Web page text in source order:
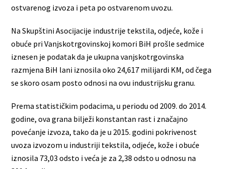
ostvarenog izvoza i peta po ostvarenom uvozu.
Na Skupštini Asocijacije industrije tekstila, odjeće, kože i
obuće pri Vanjskotrgovinskoj komori BiH prošle sedmice
iznesen je podatak da je ukupna vanjskotrgovinska
razmjena BiH lani iznosila oko 24,617 milijardi KM, od čega
se skoro osam posto odnosi na ovu industrijsku granu.
Prema statističkim podacima, u periodu od 2009. do 2014.
godine, ova grana bilježi konstantan rast i značajno
povećanje izvoza, tako da je u 2015. godini pokrivenost
uvoza izvozom u industriji tekstila, odjeće, kože i obuće
iznosila 73,03 odsto i veća je za 2,38 odsto u odnosu na